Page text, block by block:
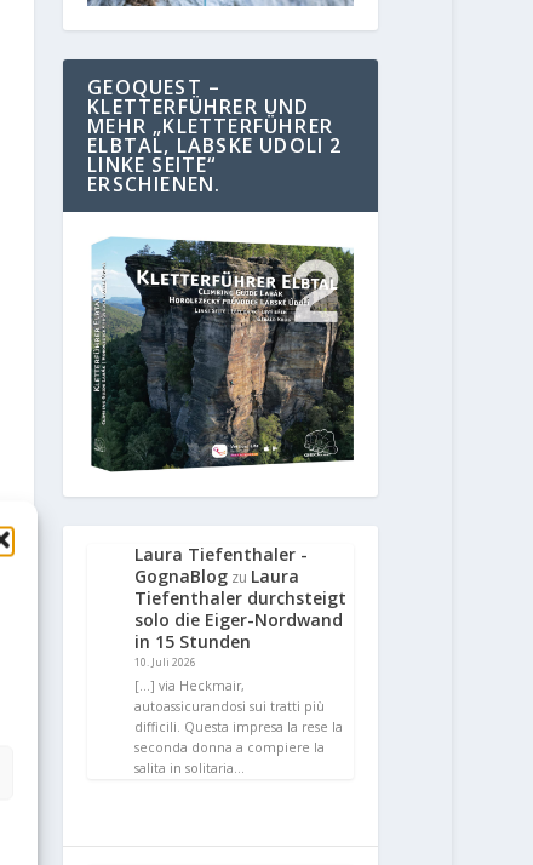
GEOQUEST –
KLETTERFÜHRER UND
MEHR „KLETTERFÜHRER
ELBTAL, LABSKE UDOLI 2
LINKE SEITE“
ERSCHIENEN.
Laura Tiefenthaler -
GognaBlog zu Laura
Tiefenthaler durchsteigt
solo die Eiger-Nordwand
in 15 Stunden
10. Juli 2026
[…] via Heckmair,
autoassicurandosi sui tratti più
difficili. Questa impresa la rese la
seconda donna a compiere la
salita in solitaria…